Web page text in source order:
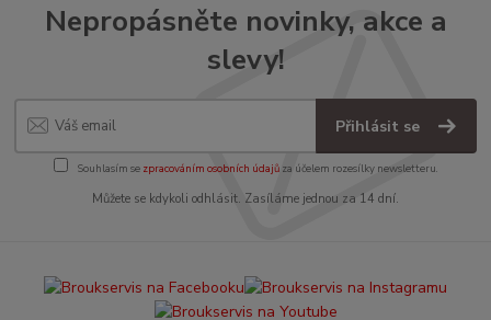
Nepropásněte novinky, akce a
slevy!
Přihlásit se
Souhlasím se zpracováním osobních údajůza účelem rozesílky newsletteru.
Můžete se kdykoli odhlásit. Zasíláme jednou za 14 dní.